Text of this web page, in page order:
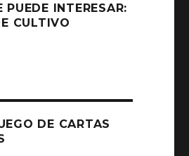
PUEDE INTERESAR:
CULTIVO
DE CARTAS